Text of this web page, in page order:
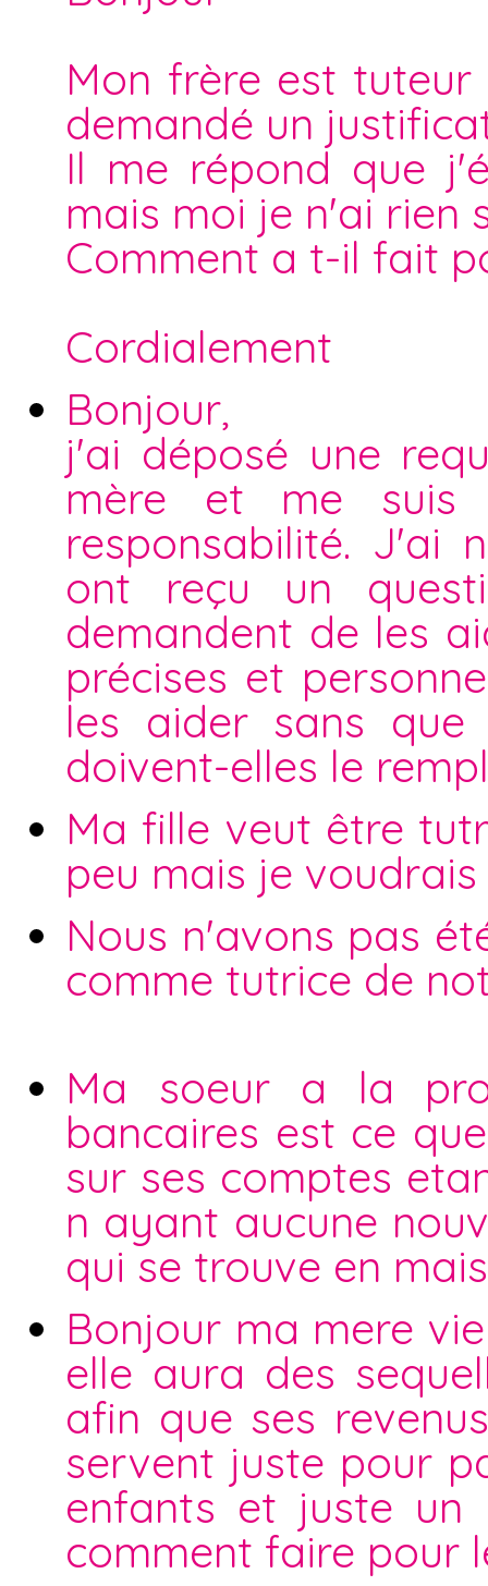
Mon frère est
demandé un
Il me répond que
mais moi je n'ai rien
Comment a t-il fait
Cordialement
Bonjour,
j'ai déposé une
mère et me suis
responsabilité. J'ai
ont reçu un
demandent de les
précises et
les aider sans
doivent-elles le
Ma fille veut être
peu mais je
Nous n'avons pas
comme tutrice de
Ma soeur a la
bancaires est ce
sur ses comptes
n ayant aucune
qui se trouve en
Bonjour ma mere
elle aura des
afin que ses
servent juste pour
enfants et juste un
comment faire pour